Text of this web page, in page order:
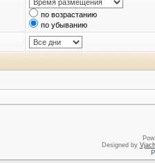
по возрастанию
по убыванию
Designed by